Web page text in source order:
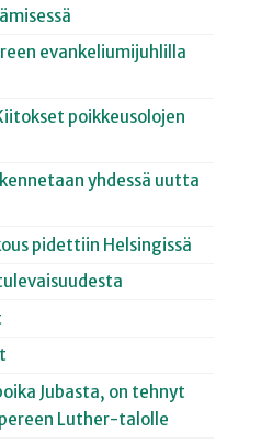
evankeliumijuhlilla
poikkeusolojen
yhdessä uutta
pidettiin Helsingissä
Jubasta, on tehnyt
Luther-talolle